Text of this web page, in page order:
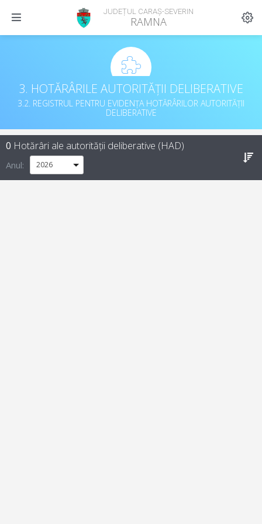
JUDEȚUL CARAȘ-SEVERIN
RAMNA
3. HOTĂRÂRILE AUTORITĂȚII DELIBERATIVE
3.2. REGISTRUL PENTRU EVIDENȚA HOTĂRÂRILOR AUTORITĂȚII
DELIBERATIVE
0 Hotărâri ale autorității deliberative (HAD)
Anul: